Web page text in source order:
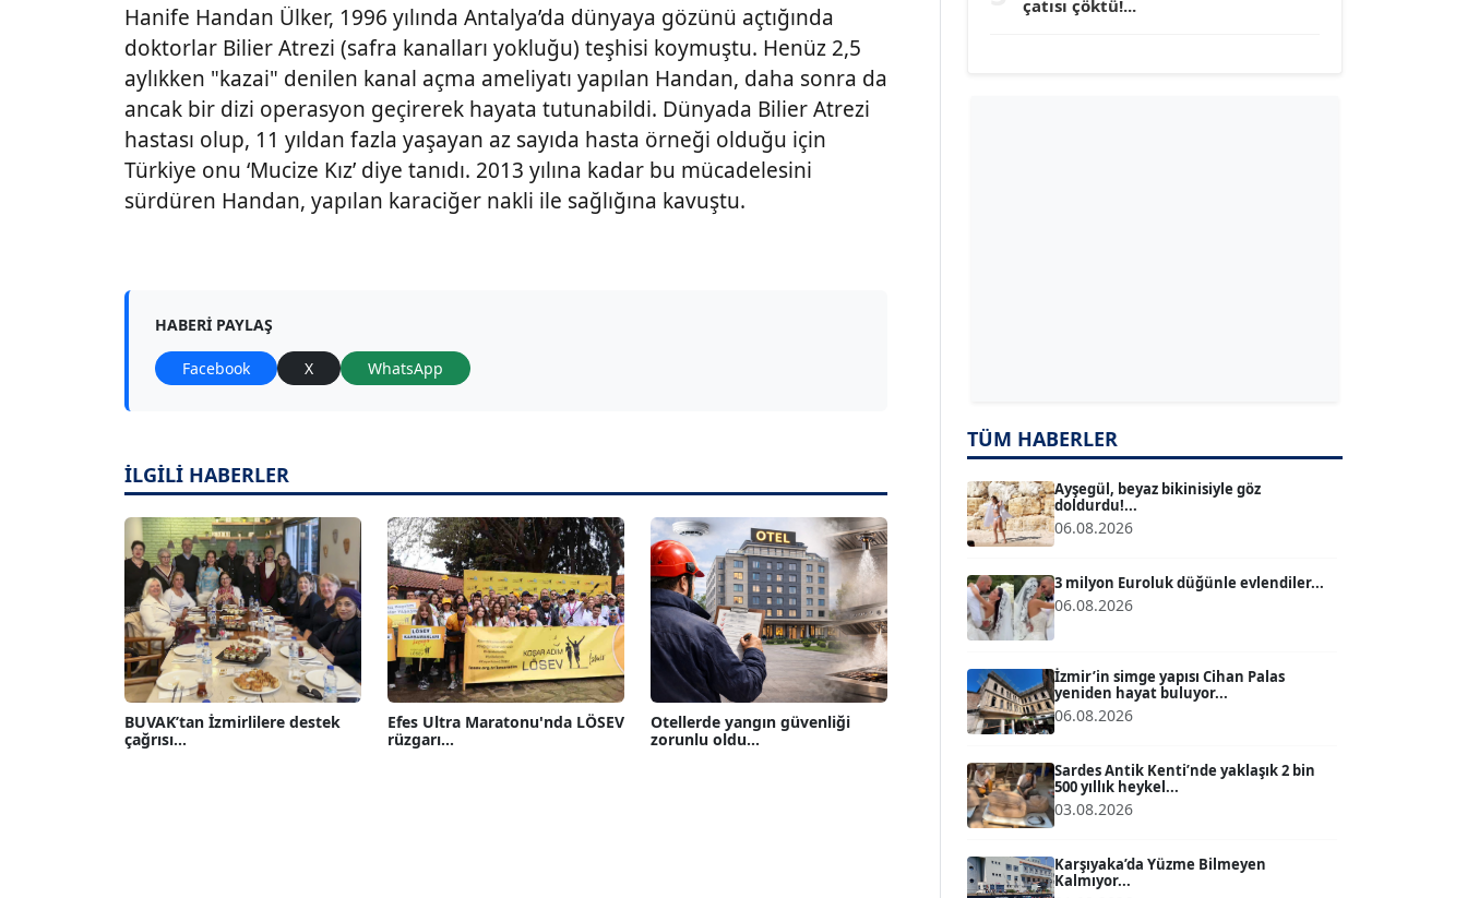
Hanife Handan Ülker, 1996 yılında Antalya’da dünyaya gözünü açtığında
doktorlar Bilier Atrezi (safra kanalları yokluğu) teşhisi koymuştu. Henüz 2,5
aylıkken "kazai" denilen kanal açma ameliyatı yapılan Handan, daha sonra da
ancak bir dizi operasyon geçirerek hayata tutunabildi. Dünyada Bilier Atrezi
hastası olup, 11 yıldan fazla yaşayan az sayıda hasta örneği olduğu için
Türkiye onu ‘Mucize Kız’ diye tanıdı. 2013 yılına kadar bu mücadelesini
sürdüren Handan, yapılan karaciğer nakli ile sağlığına kavuştu.
HABERI PAYLAŞ
Facebook X WhatsApp
İLGİLİ HABERLER
BUVAK’tan İzmirlilere destek
çağrısı...
Efes Ultra Maratonu'nda LÖSEV
rüzgarı...
Otellerde yangın güvenliği
zorunlu oldu...
T TUĞÇE TUĞSAVUL BAYSOY
ATİLLA KÖPRÜLÜOĞLU
MERT ERBOY
B BÜLENT SAĞLAM
çatısı çöktü!...
TÜM HABERLER
Ayşegül, beyaz bikinisiyle göz
doldurdu!...
06.08.2026
3 milyon Euroluk düğünle evlendiler...
06.08.2026
İzmir’in simge yapısı Cihan Palas
yeniden hayat buluyor...
06.08.2026
Sardes Antik Kenti’nde yaklaşık 2 bin
500 yıllık heykel...
03.08.2026
Karşıyaka’da Yüzme Bilmeyen
Kalmıyor...